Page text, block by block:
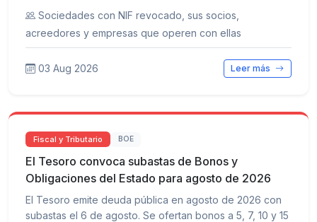
Sociedades con NIF revocado, sus socios,
acreedores y empresas que operen con ellas
03 Aug 2026 Leer más
Fiscal y Tributario BOE
El Tesoro convoca subastas de Bonos y
Obligaciones del Estado para agosto de 2026
El Tesoro emite deuda pública en agosto de 2026 con
subastas el 6 de agosto. Se ofertan bonos a 5, 7, 10 y 15